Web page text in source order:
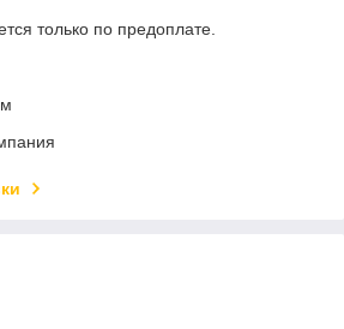
только по предоплате.